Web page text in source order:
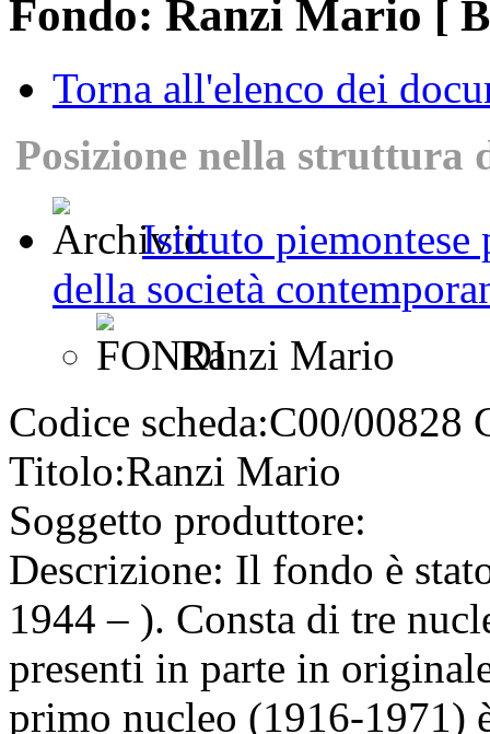
Fondo: Ranzi Mario [
Torna all'elenco dei
Posizione nella struttura
Istituto piemontese
della società
Ranzi Mario
Codice scheda:C00/00828
Titolo:Ranzi Mario
Soggetto produttore:
Descrizione: Il fondo è
1944 – ). Consta di tre
presenti in parte in
primo nucleo (1916-1971)